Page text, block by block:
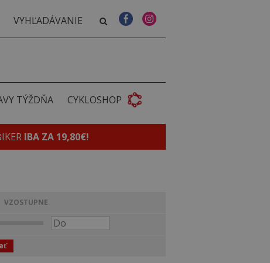
TÝŽDŇA CYKLOSHOP
IBA ZA 19,80€!
VZOSTUPNE